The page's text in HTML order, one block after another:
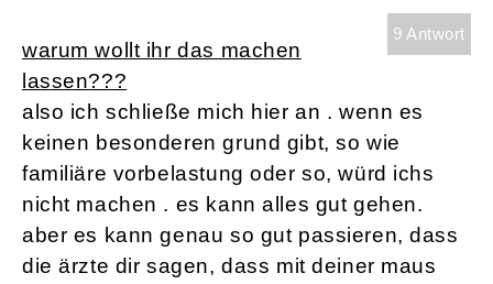
9 Antwort
warum wollt ihr das machen
lassen???
also ich schließe mich hier an . wenn es
keinen besonderen grund gibt, so wie
familiäre vorbelastung oder so, würd ichs
nicht machen . es kann alles gut gehen.
aber es kann genau so gut passieren, dass
die ärzte dir sagen, dass mit deiner maus